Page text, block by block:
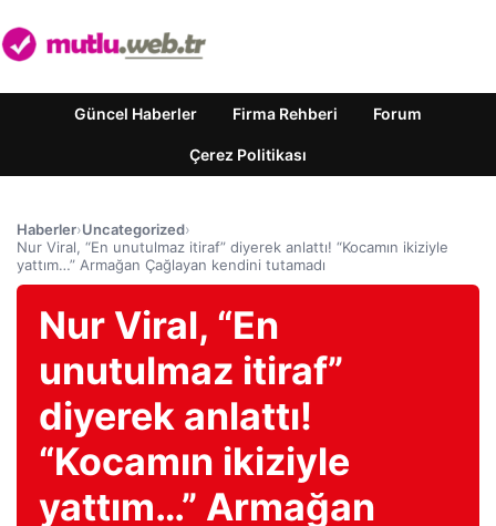
Güncel Haberler Firma Rehberi Forum
Çerez Politikası
Haberler›Uncategorized›
Nur Viral, “En unutulmaz itiraf” diyerek anlattı! “Kocamın ikiziyle
yattım…” Armağan Çağlayan kendini tutamadı
Nur Viral, “En
unutulmaz itiraf”
diyerek anlattı!
“Kocamın ikiziyle
yattım…” Armağan